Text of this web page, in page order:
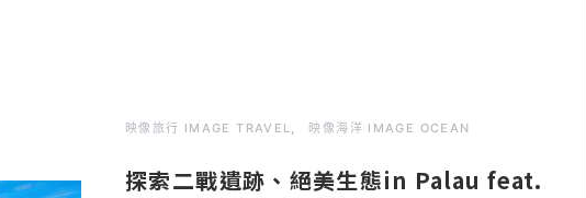
映像旅行 IMAGE TRAVEL 映像海洋 IMAGE OCEAN
探索二戰遺跡、絕美生態in Palau feat.